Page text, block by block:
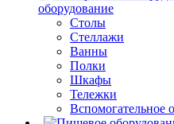
оборудование
Столы
Стеллажи
Ванны
Полки
Шкафы
Тележки
Вспомогательное